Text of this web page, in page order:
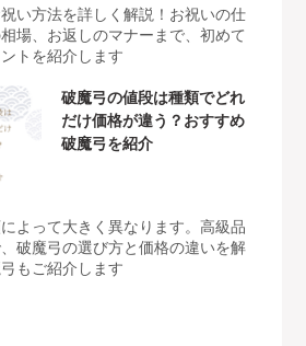
い方法を詳しく解説！お祝いの仕
場、お返しのマナーまで、初めて
トを紹介します
破魔弓の値段は種類でどれ
だけ価格が違う？おすすめ
破魔弓を紹介
よって大きく異なります。高級品
破魔弓の選び方と価格の違いを解
もご紹介します